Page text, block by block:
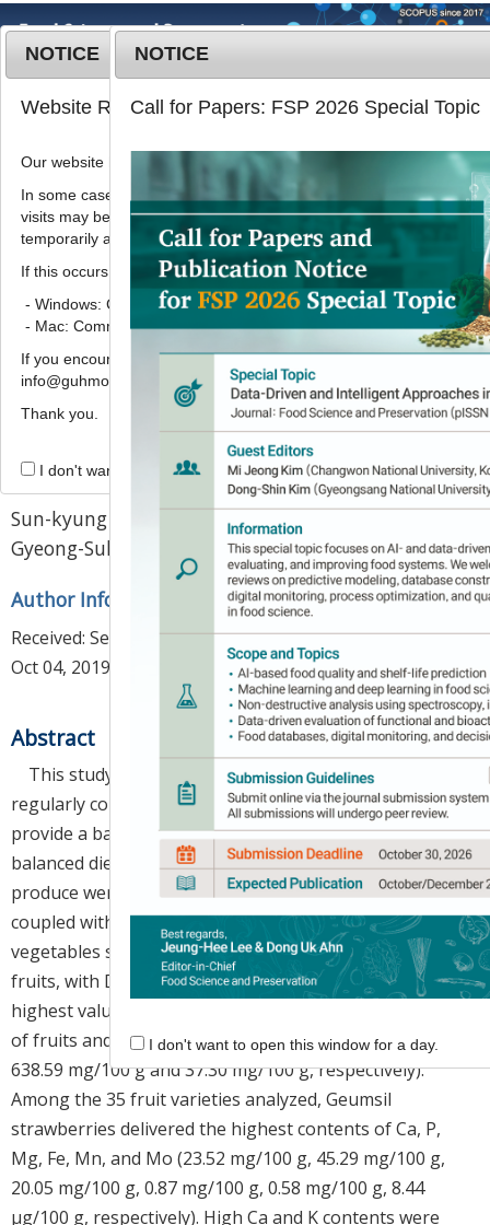
T
o
g
l
e
v
i
g
t
o
MENU
2019;26(6):711
pISSN: 1738-7248, eISSN: 2287-
7428
DOI:https://doi.org/10.11002/kjfp.2019.26.6.711
Article
한국인 선호 과채류 품종별 무기질 함량
이선경* ,지수현 이유석 ,조경숙,강정화
Comparison of mineral contents of
popular fruit and vegetable
varieties in korea
Sun-kyung Lee Soo-Hyun Ji,You-Seok Lee
Gyeong-Suk Jo
Jeong-Hwa Kang
Author Information & Copyright▼
Received: Sep 10, 2019; Revised:Sep 26, 2019; Accepted:
Oct 04, 2019
Abstract
This study investigated the mineral content of
regularly consumed Korean produce in order to
provide a basis for informed decisions regarding a
balanced diet. Eleven minerals prevalent in the
produce were analyzed by microwave digestion
coupled with ICP-OES and ICP-MS. In general,
vegetables showed a higher mineral content than
fruits, with Daekwonseoneon peppers providing th
highest values for P, K, and Mg among the 52 varieties
of fruits and vegetables examined (79.57 mg/100 g,
638.59 mg/100 g and 37.30 mg/100 g, respectively).
Among the 35 fruit varieties analyzed, Geumsil
strawberries delivered the highest contents of Ca, P,
Mg, Fe, Mn, and Mo (23.52 mg/100 g, 45.29 mg/100 g,
20.05 mg/100 g, 0.87 mg/100 g, 0.58 mg/100 g, 8.44
μg/100 g, respectively). High Ca and K contents were
NOTICE
Website Renewal Notice
Our website has recently been renewed.
In some cases, images, CSS files, or other settings saved in your
visits may be reused instead of downloading the latest files. As a
temporarily appear incorrectly or may not display properly.
If this occurs, please perform a hard refresh.
- Windows: Ctrl + F5
- Mac: Command + Shift + R
If you encounter any errors or difficulties while using the website,
info@guhmok.com.
Thank you.
I don't want to open this window for a day.
NOTICE
Call for Papers: FSP 2026 Special Topic
I don't want to open this window for a day.